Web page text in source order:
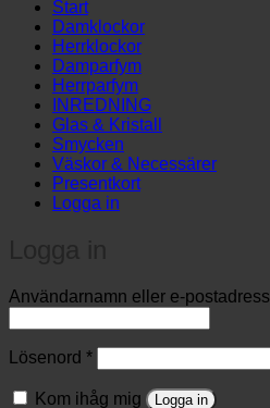
…
Start
Damklockor
Herrklockor
Damparfym
Herrparfym
INREDNING
Glas & Kristall
Smycken
Väskor & Necessärer
Presentkort
Logga in
Användarnamn eller e-postadress
Lösenord *Obligatoriskt
Kom ihåg mig Logga in